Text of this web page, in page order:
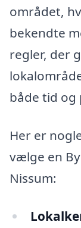
området,
bekendte
regler, der
både tid og
Her er
vælge en
Nissum: